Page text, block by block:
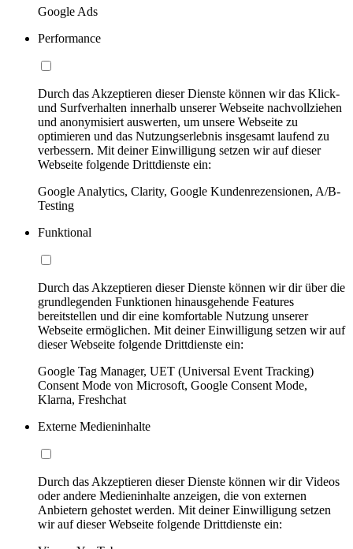
Google Ads
Performance
Durch das Akzeptieren dieser Dienste können wir das Klick-
und Surfverhalten innerhalb unserer Webseite nachvollziehen
und anonymisiert auswerten, um unsere Webseite zu
optimieren und das Nutzungserlebnis insgesamt laufend zu
verbessern. Mit deiner Einwilligung setzen wir auf dieser
Webseite folgende Drittdienste ein:
Google Analytics, Clarity, Google Kundenrezensionen, A/B-
Testing
Funktional
Durch das Akzeptieren dieser Dienste können wir dir über die
grundlegenden Funktionen hinausgehende Features
bereitstellen und dir eine komfortable Nutzung unserer
Webseite ermöglichen. Mit deiner Einwilligung setzen wir auf
dieser Webseite folgende Drittdienste ein:
Google Tag Manager, UET (Universal Event Tracking)
Consent Mode von Microsoft, Google Consent Mode,
Klarna, Freshchat
Externe Medieninhalte
Durch das Akzeptieren dieser Dienste können wir dir Videos
oder andere Medieninhalte anzeigen, die von externen
Anbietern gehostet werden. Mit deiner Einwilligung setzen
wir auf dieser Webseite folgende Drittdienste ein: